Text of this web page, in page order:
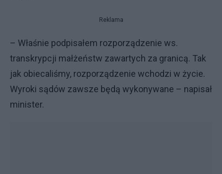
Reklama
– Właśnie podpisałem rozporządzenie ws.
transkrypcji małżeństw zawartych za granicą. Tak
jak obiecaliśmy, rozporządzenie wchodzi w życie.
Wyroki sądów zawsze będą wykonywane – napisał
minister.